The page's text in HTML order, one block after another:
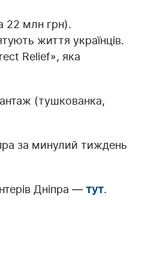
22 млн грн).
життя українців.
Relief», яка
(тушкованка,
за минулий тиждень
Дніпра — тут.